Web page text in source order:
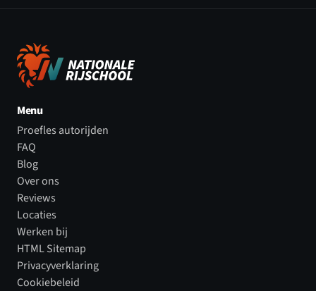
Menu
Proefles autorijden
FAQ
Blog
Over ons
Reviews
Locaties
Werken bij
HTML Sitemap
Privacyverklaring
Cookiebeleid